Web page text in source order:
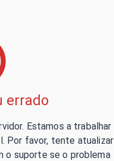
errado
Estamos a trabalhar
Por favor, tente atualizar
o suporte se o problema